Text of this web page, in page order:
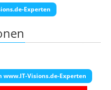
Experten
Visions.de-Experten